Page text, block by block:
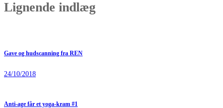
Lignende indlæg
Gave og hudscanning fra REN
24/10/2018
Anti-age får et yoga-kram #1